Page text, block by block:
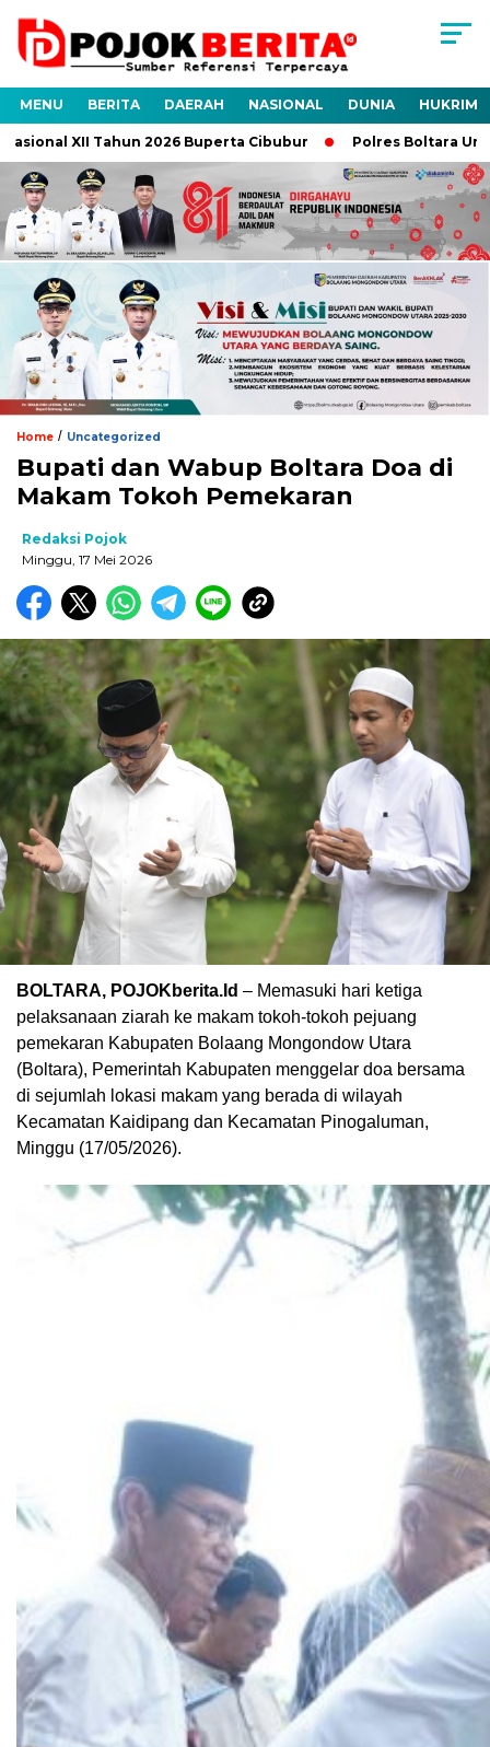
MENU BERITA DAERAH NASIONAL DUNIA HUKRIM
Tahun 2026 Buperta Cibubur Polres Boltara Ungkap
Home / Uncategorized
Bupati dan Wabup Boltara Doa di
Makam Tokoh Pemekaran
Redaksi Pojok
Minggu, 17 Mei 2026
BOLTARA, POJOKberita.Id – Memasuki hari ketiga
pelaksanaan ziarah ke makam tokoh-tokoh pejuang
pemekaran Kabupaten Bolaang Mongondow Utara
(Boltara), Pemerintah Kabupaten menggelar doa bersama
di sejumlah lokasi makam yang berada di wilayah
Kecamatan Kaidipang dan Kecamatan Pinogaluman,
Minggu (17/05/2026).